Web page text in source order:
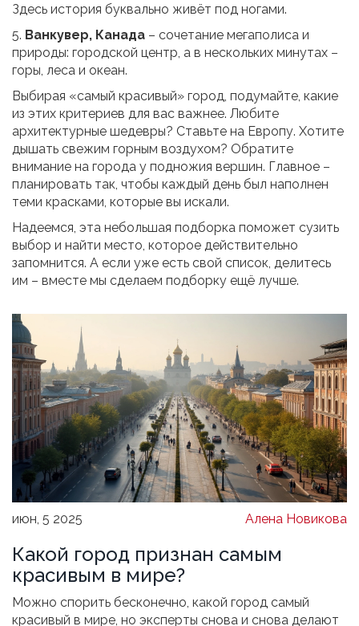
Здесь история буквально живёт под ногами.
5. Ванкувер, Канада – сочетание мегаполиса и
природы: городской центр, а в нескольких минутах –
горы, леса и океан.
Выбирая «самый красивый» город, подумайте, какие
из этих критериев для вас важнее. Любите
архитектурные шедевры? Ставьте на Европу. Хотите
дышать свежим горным воздухом? Обратите
внимание на города у подножия вершин. Главное –
планировать так, чтобы каждый день был наполнен
теми красками, которые вы искали.
Надеемся, эта небольшая подборка поможет сузить
выбор и найти место, которое действительно
запомнится. А если уже есть свой список, делитесь
им – вместе мы сделаем подборку ещё лучше.
июн, 5 2025 Алена Новикова
Какой город признан самым
красивым в мире?
Можно спорить бесконечно, какой город самый
красивый в мире, но эксперты снова и снова делают